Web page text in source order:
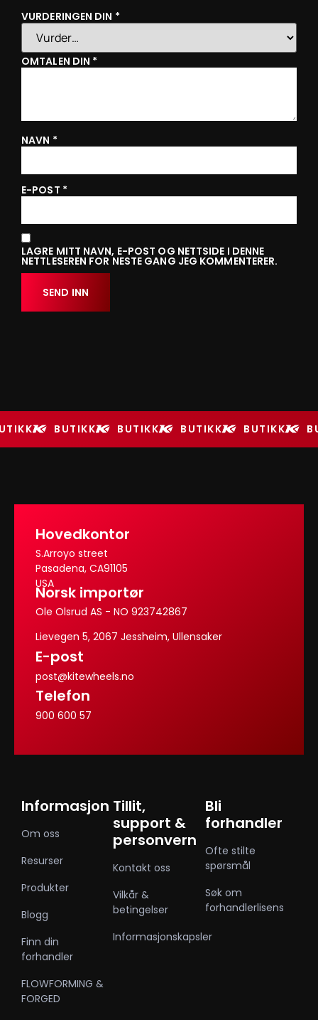
VURDERINGEN DIN *
OMTALEN DIN *
NAVN *
E-POST *
LAGRE MITT NAVN, E-POST OG NETTSIDE I DENNE
NETTLESEREN FOR NESTE GANG JEG KOMMENTERER.
BUTIKK BUTIKK BUTIKK BUTIKK
Hovedkontor
S.Arroyo street
Pasadena, CA91105
USA
Norsk importør
Ole Olsrud AS - NO 923742867
Lievegen 5, 2067 Jessheim, Ullensaker
E-post
post@kitewheels.no
Telefon
900 600 57
Informasjon
Om oss
Resurser
Produkter
Blogg
Finn din
forhandler
FLOWFORMING &
FORGED
Tillit,
support &
personvern
Kontakt oss
Vilkår &
betingelser
Informasjonskapsler
Bli
forhandler
Ofte stilte
spørsmål
Søk om
forhandlerlisens